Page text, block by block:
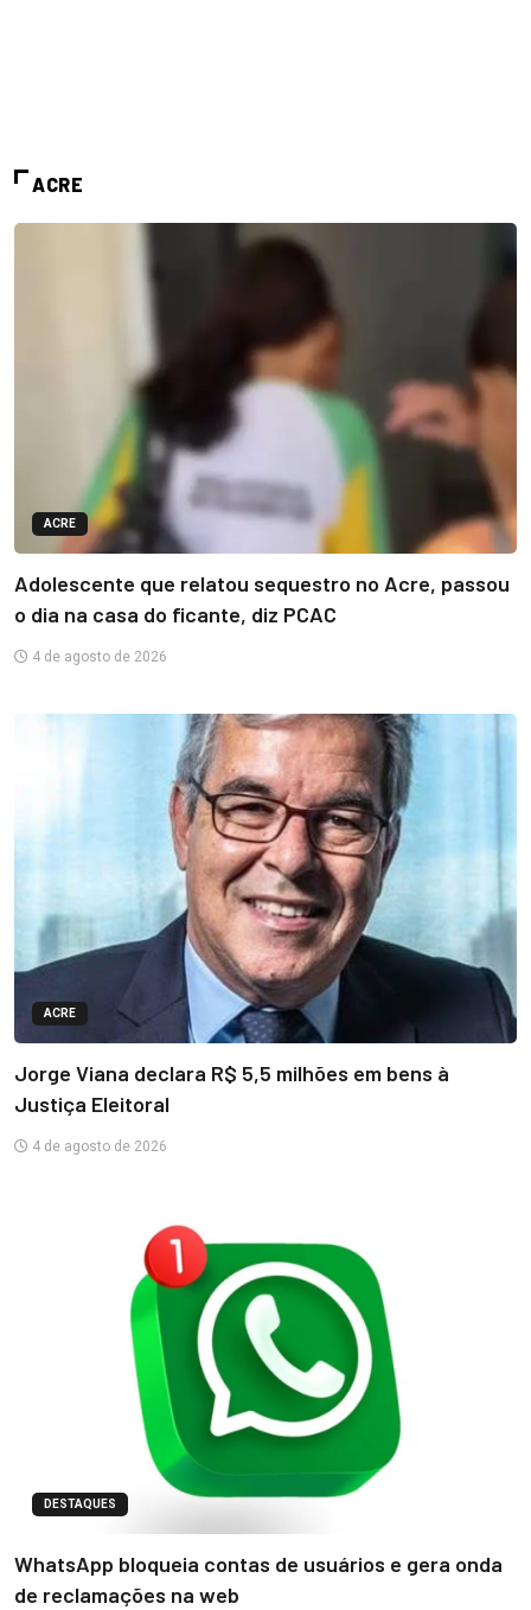
ACRE
ACRE
Adolescente que relatou sequestro no Acre, passou
o dia na casa do ficante, diz PCAC
4 de agosto de 2026
ACRE
Jorge Viana declara R$ 5,5 milhões em bens à
Justiça Eleitoral
4 de agosto de 2026
DESTAQUES
WhatsApp bloqueia contas de usuários e gera onda
de reclamações na web